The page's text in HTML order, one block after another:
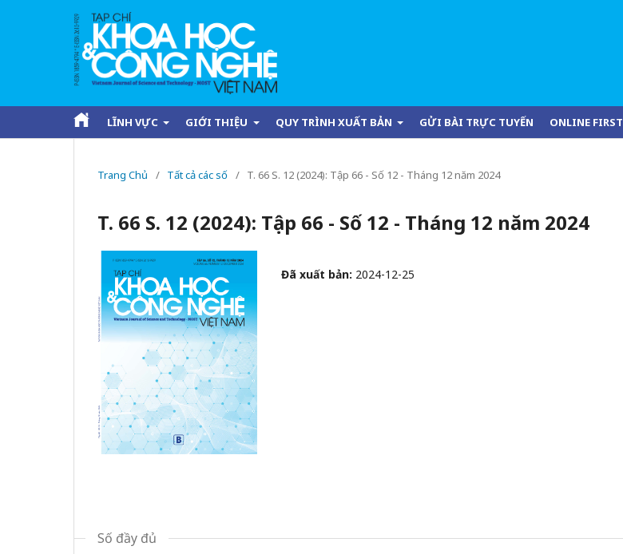
LĨNH VỰC GIỚI THIỆU QUY TRÌNH XUẤT BẢN GỬI BÀI TRỰC TUYẾN ONLINE FIRST
Trang Chủ / Tất cả các số / T. 66 S. 12 (2024): Tập 66 - Số 12 - Tháng 12 năm 2024
T. 66 S. 12 (2024): Tập 66 - Số 12 - Tháng 12 năm 2024
Đã xuất bản: 2024-12-25
Số đầy đủ